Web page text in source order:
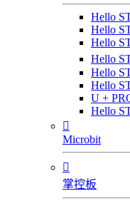
Hello
Hello
Hello
Hello
Hello
Hello
U +
Hello

Microbit

掌控板